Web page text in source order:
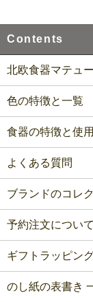
Contents
北欧食器マテュ
色の特徴と一覧
食器の特徴と使
よくある質問
ブランドのコレ
予約注文につい
ギフトラッピン
のし紙の表書き